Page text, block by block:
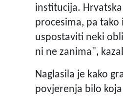
institucija.
procesima, pa
uspostaviti neki
ni ne zanima",
Naglasila je kako
povjerenja bilo